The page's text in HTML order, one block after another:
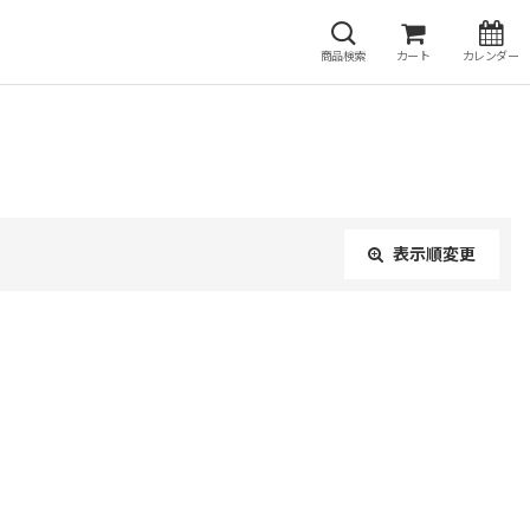
商品検索 カート カレンダー
表示順変更